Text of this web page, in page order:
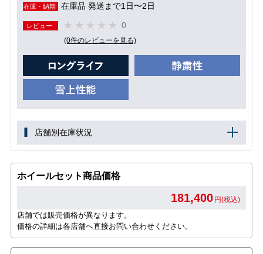
在庫・納期 在庫品 発送まで1日〜2日
レビュー 0
(0件のレビューを見る)
店舗別在庫状況
ホイールセット商品価格
181,400 円(税込)
店舗では販売価格が異なります。
価格の詳細は各店舗へ直接お問い合わせください。